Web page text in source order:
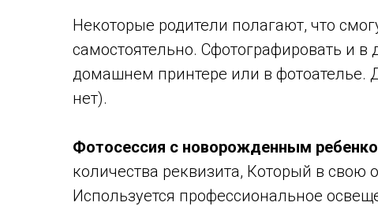
Некоторые родители полагают, что
самостоятельно. Сфотографировать и
домашнем принтере или в фотоателье.
нет).
Фотосессия с новорожденным
количества реквизита, Который в свою
Используется профессиональное